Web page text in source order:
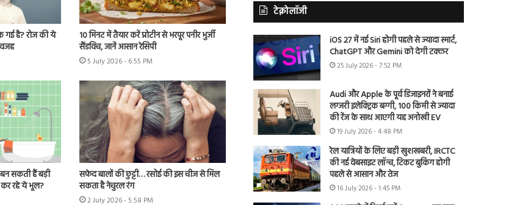
है? रोज की ये
10 मिनट में तैयार करें प्रोटीन से भरपूर पनीर भुर्जी
सैंडविच, जानें आसान रेसिपी
5 July 2026 - 6:55 PM
सकती हैं बड़ी
कर रहे ये भूल?
सफेद बालों की छुट्टी… रसोई की इस चीज से मिल
सकता है नेचुरल रंग
2 July 2026 - 5:58 PM
टेक्नोलॉजी
iOS 27 में नई Siri होगी पहले से ज्यादा स्मार्ट,
ChatGPT और Gemini को देगी टक्कर
25 July 2026 - 7:52 PM
Audi और Apple के पूर्व डिजाइनरों ने बनाई
लग्जरी इलेक्ट्रिक बग्गी, 100 किमी से ज्यादा
की रेंज के साथ आएगी यह अनोखी EV
19 July 2026 - 4:48 PM
रेल यात्रियों के लिए बड़ी खुशखबरी, IRCTC
की नई वेबसाइट लॉन्च, टिकट बुकिंग होगी
पहले से आसान और तेज
16 July 2026 - 1:45 PM